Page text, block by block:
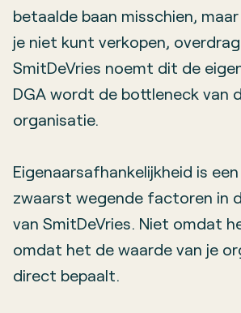
betaalde baan misschien,
je niet kunt verkopen,
SmitDeVries noemt dit de
DGA wordt de bottleneck van
organisatie.
Eigenaarsafhankelijkheid is
zwaarst wegende factoren in
van SmitDeVries. Niet omdat
omdat het de waarde van je
direct bepaalt.